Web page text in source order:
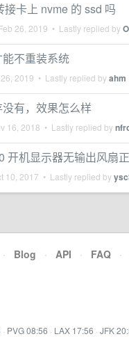
卡上 nvme 的 ssd 吗
26, 2019 • Lastly replied by
不重装系统
2019 • Lastly replied byahm
有，效果怎么样
16, 2018 • Lastly replied by
开机显示器无输出风扇
10, 2017 • Lastly replied by
· Blog · API · FAQ ·
· PVG 08:56 · LAX 17:56 · JFK